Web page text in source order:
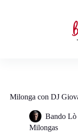
Milonga con DJ
Bando Lò
Milongas